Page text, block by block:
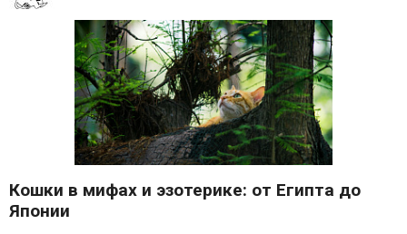
Кошки в мифах и эзотерике: от Египта до
Японии